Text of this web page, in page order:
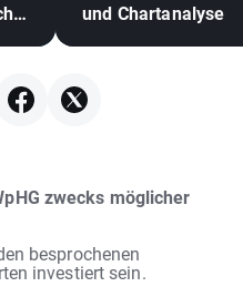
und Chartanalyse
zwecks möglicher
besprochenen
investiert sein.